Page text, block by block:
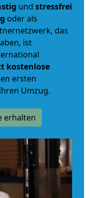
und stressfrei
oder als
das
ist
kostenlose
ersten
Umzug.
erhalten